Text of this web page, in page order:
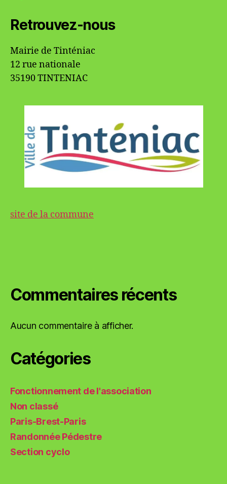
Retrouvez-nous
Mairie de Tinténiac
12 rue nationale
35190 TINTENIAC
site de la commune
Commentaires récents
Aucun commentaire à afficher.
Catégories
Fonctionnement de l'association
Non classé
Paris-Brest-Paris
Randonnée Pédestre
Section cyclo